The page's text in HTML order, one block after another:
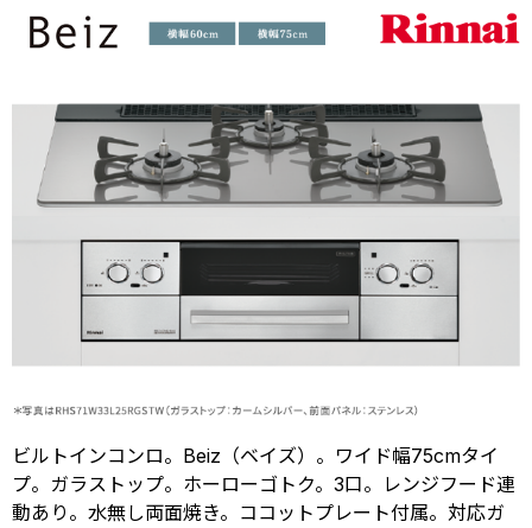
質問
ビルトインコンロ。Beiz（ベイズ）。ワイド幅75cmタイ
プ。ガラストップ。ホーローゴトク。3口。レンジフード連
動あり。水無し両面焼き。ココットプレート付属。対応ガ